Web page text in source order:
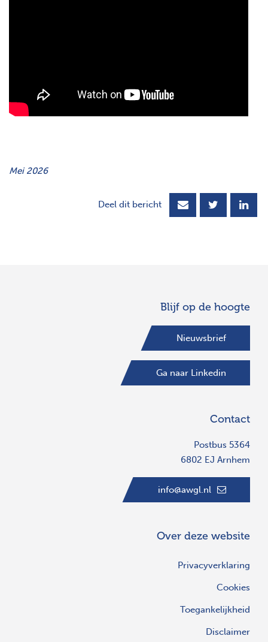
Mei 2026
Deel dit bericht
Blijf op de hoogte
Nieuwsbrief
Ga naar Linkedin
Contact
Postbus 5364
6802 EJ Arnhem
info@awgl.nl
Over deze website
Privacyverklaring
Cookies
Toegankelijkheid
Disclaimer